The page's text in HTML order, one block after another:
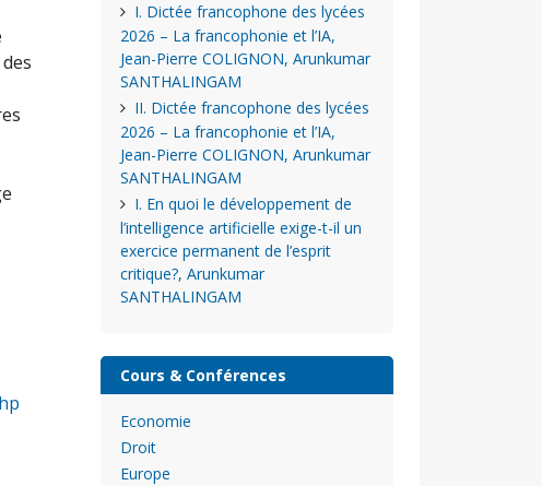
I. Dictée francophone des lycées
2026 – La francophonie et l’IA,
Jean-Pierre COLIGNON, Arunkumar
SANTHALINGAM
II. Dictée francophone des lycées
2026 – La francophonie et l’IA,
Jean-Pierre COLIGNON, Arunkumar
SANTHALINGAM
I. En quoi le développement de
l’intelligence artificielle exige-t-il un
exercice permanent de l’esprit
critique?, Arunkumar
SANTHALINGAM
Cours & Conférences
Economie
Droit
Europe